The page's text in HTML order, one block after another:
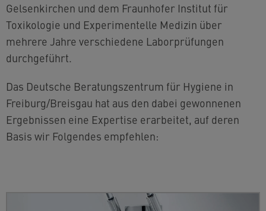
Gelsenkirchen und dem Fraunhofer Institut für
Toxikologie und Experimentelle Medizin über
mehrere Jahre verschiedene Laborprüfungen
durchgeführt.
Das Deutsche Beratungszentrum für Hygiene in
Freiburg/Breisgau hat aus den dabei gewonnenen
Ergebnissen eine Expertise erarbeitet, auf deren
Basis wir Folgendes empfehlen: